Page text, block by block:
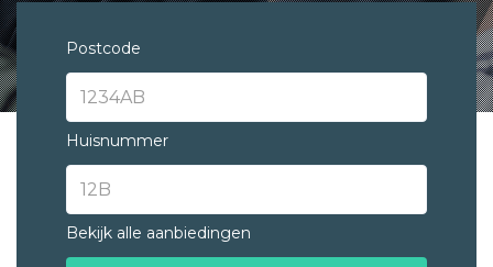
Postcode
Huisnummer
Bekijk alle aanbiedingen